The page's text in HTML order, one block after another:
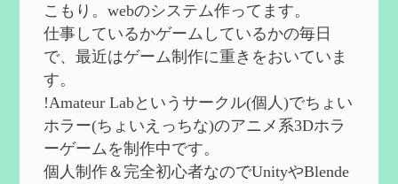
第５７回 アチーブメント「対決者・１」
を手に入れたい
を作成
2024/09/02
第５６回 ムアラニの簡易解説と使用感な
ど【0~1凸】
2024/08/11
第５５回 【無凸無モチ】エミリエを使っ
てみた感想を作成
2024/06/26
こもり。webのシステム作ってます。
仕事しているかゲームしているかの毎日
で、最近はゲーム制作に重きをおいていま
す。
!Amateur Labというサークル(個人)でちょい
ホラー(ちょいえっちな)のアニメ系3Dホラ
ーゲームを制作中です。
個人制作＆完全初心者なのでUnityやBlende